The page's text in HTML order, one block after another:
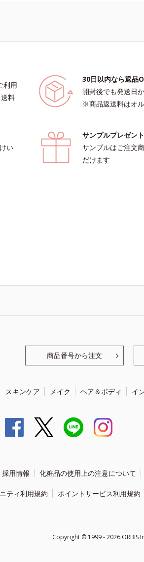
利用
料
30日以内なら返品
開封後でも発送日
※商品返送料はオ
い
サンプルプレゼント
サンプルはご注文
だけます
商品番号から注文
スキンケア メイク ヘア＆ボディ イ
採用情報 化粧品の使用上の注意について
ティ利用規約 ポイントサービス利用規約
Copyright © 1999 - 2026 ORBIS